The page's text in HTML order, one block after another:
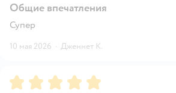
Общие впечатления
Супер
10 мая 2026 · Дженнет К.
Рейтинг:5